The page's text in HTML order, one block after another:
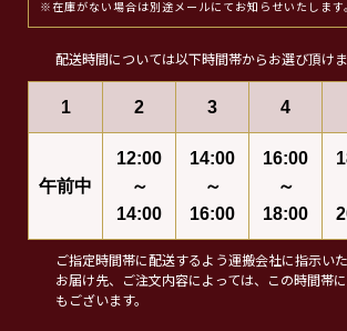
※在庫がない場合は別途メールにてお知らせいたします
配送時間については以下時間帯からお選び頂けま
1 2 3 4
午前中
12:00
～
14:00
14:00
～
16:00
16:00
～
18:00
ご指定時間帯に配送するよう運搬会社に指示いた
お届け先、ご注文内容によっては、この時間帯
もございます。